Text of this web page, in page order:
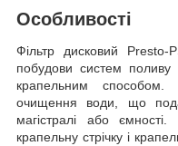
Особливості
Фільтр дисковий Presto-
побудови систем
крапельним способом.
очищення води, що
магістралі або
крапельну стрічку і